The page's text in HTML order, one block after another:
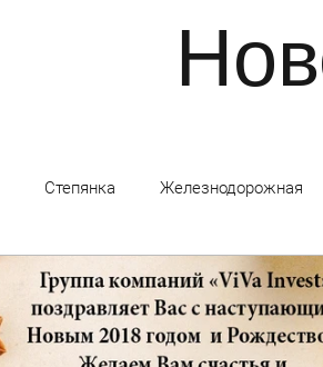
Степянка Железнодорожная